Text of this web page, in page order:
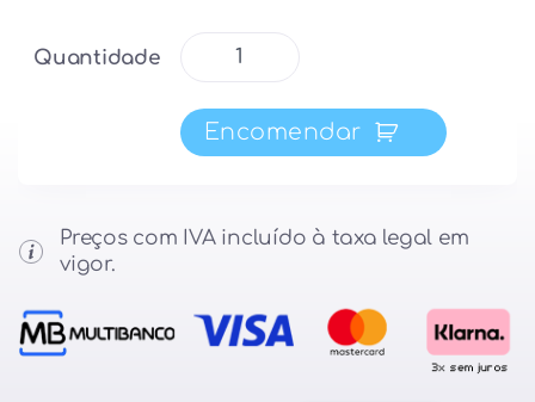
Quantidade
Quantidade
Colchão
LUSOCOLCHÃO
Encomendar
Preços com IVA incluído à taxa legal em
vigor.